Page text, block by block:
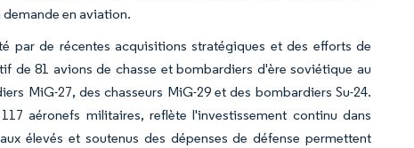
en aviation.
par de récentes acquisitions stratégiques et des efforts de
de 81 avions de chasse et bombardiers d'ère soviétique au
MiG-27, des chasseurs MiG-29 et des bombardiers Su-24.
aéronefs militaires, reflète l'investissement continu dans
élevés et soutenus des dépenses de défense permettent